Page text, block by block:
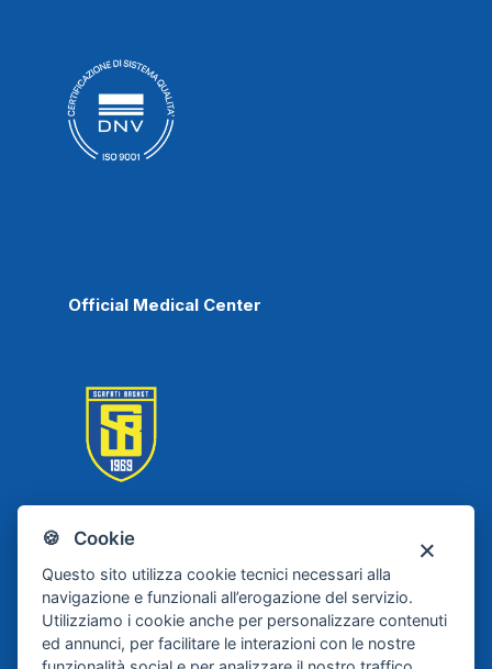
🍪 Cookie
Questo sito utilizza cookie tecnici necessari alla
navigazione e funzionali all’erogazione del servizio.
Utilizziamo i cookie anche per personalizzare contenuti
ed annunci, per facilitare le interazioni con le nostre
Official Medical Center
Scafati Basket